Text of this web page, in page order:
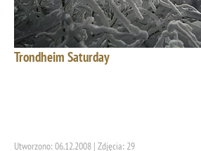
Trondheim Saturday
Utworzono: 06.12.2008 | Zdjęcia: 29